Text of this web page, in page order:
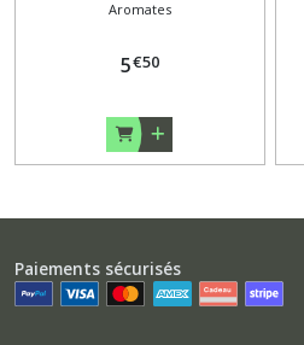
Aromates
5€50
Paiements sécurisés